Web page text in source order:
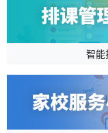
智能